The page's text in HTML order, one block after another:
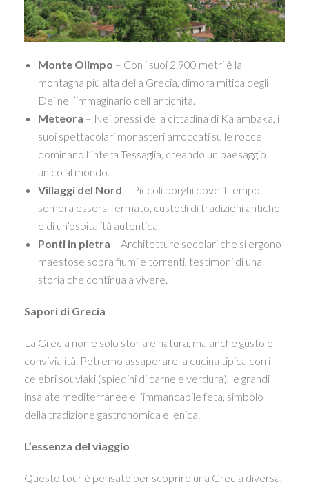
Monte Olimpo – Con i suoi 2.900 metri è la
montagna più alta della Grecia, dimora mitica degli
Dei nell’immaginario dell’antichità.
Meteora – Nei pressi della cittadina di Kalambaka, i
suoi spettacolari monasteri arroccati sulle rocce
dominano l’intera Tessaglia, creando un paesaggio
unico al mondo.
Villaggi del Nord – Piccoli borghi dove il tempo
sembra essersi fermato, custodi di tradizioni antiche
e di un’ospitalità autentica.
Ponti in pietra – Architetture secolari che si ergono
maestose sopra fiumi e torrenti, testimoni di una
storia che continua a vivere.
Sapori di Grecia
La Grecia non è solo storia e natura, ma anche gusto e
convivialità. Potremo assaporare la cucina tipica con i
celebri souvlaki (spiedini di carne e verdura), le grandi
insalate mediterranee e l’immancabile feta, simbolo
della tradizione gastronomica ellenica.
L’essenza del viaggio
Questo tour è pensato per scoprire una Grecia diversa,